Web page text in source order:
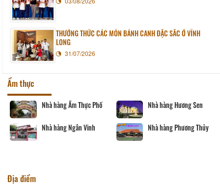
THƯỞNG THỨC CÁC MÓN BÁNH CANH ĐẶC SẮC Ở VĨNH
LONG
31/07/2026
Ẩm thực
Nhà hàng Ẩm Thực Phố Nhà hàng Hương Sen
Nhà hàng Ngân Vinh Nhà hàng Phương Thủy
Địa điểm